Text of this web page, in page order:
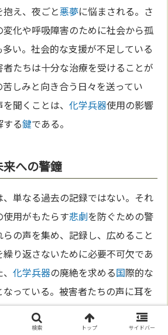
抱え、夜ごと悪夢に悩まされる。さ
変化や呼吸障害のために社会から孤
い。社会的な支援が不足している
たちは十分な治療を受けることが
しみと向き合う日々を送ってい
を聞くことは、化学兵器使用の影響
する鍵である。
への警鐘
単なる過去の記録ではない。それ
使用がもたらす悲劇を防ぐための警
の声を集め、記録し、広めること
り返さないために必要不可欠であ
、化学兵器の廃絶を求める国際的な
っている。被害者たちの声に耳を
私たちは未来をより良いものにする
な行動を取るべきかを学ぶことが
検索 トップ サイドバー